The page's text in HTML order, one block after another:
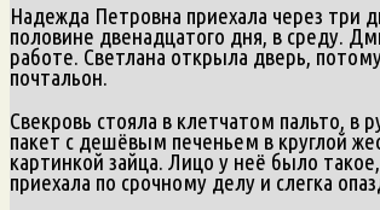
Надежда Петровна приехала через три
половине двенадцатого дня, в среду.
работе. Светлана открыла дверь,
почтальон.
Свекровь стояла в клетчатом пальто, в
пакет с дешёвым печеньем в круглой
картинкой зайца. Лицо у неё было
приехала по срочному делу и слегка